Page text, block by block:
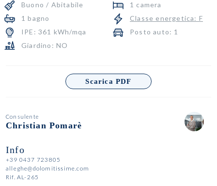
Buono / Abitabile
1 camera
1 bagno
Classe energetica: F
IPE: 361 kWh/mqa
Posto auto: 1
Giardino: NO
Scarica PDF
Consulente
Christian Pomarè
Info
+39 0437 723805
alleghe@dolomitissime.com
Rif. AL-265